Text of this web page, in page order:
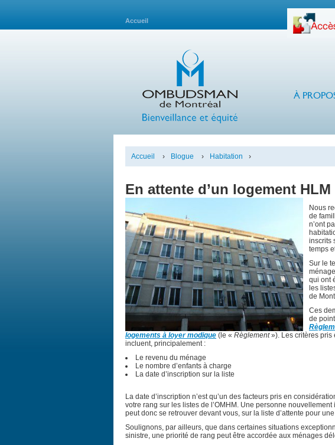
Accueil
À
Accueil › Blogue › Habitation ›
En attente d’un logement HLM
Nous
de
n’ont
inscrits
temps
Sur le
qui ont
les
de
Ces
de
logements à loyer modique (le « Règlement»). Les critères pris
incluent, principalement :
Le revenu du ménage
Le nombre d’enfants à charge
La date d’inscription sur la liste
La date d’inscription n’est qu’un des facteurs pris en
votre rang sur les listes de l’OMHM. Une personne
peut donc se retrouver devant vous, sur la liste d’attente pour
Soulignons, par ailleurs, que dans certaines situations
sinistre, une priorité de rang peut être accordée aux ménages